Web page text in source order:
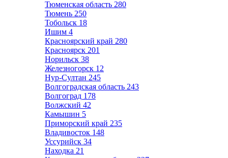
Тюменская область 280
Тюмень 250
Тобольск 18
Ишим 4
Красноярский край 280
Красноярск 201
Норильск 38
Железногорск 12
Нур-Султан 245
Волгоградская область 243
Волгоград 178
Волжский 42
Камышин 5
Приморский край 235
Владивосток 148
Уссурийск 34
Находка 21